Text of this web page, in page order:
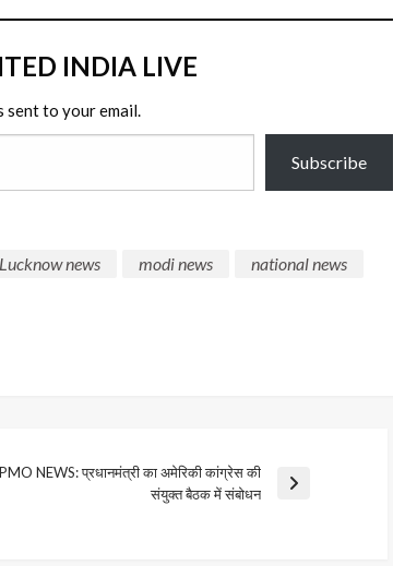
INDIA LIVE
sent to your email.
Subscribe
Lucknow news modi news
national news
PMO NEWS: प्रधानमंत्री का अमेरिकी कांग्रेस की
संयुक्त बैठक में संबोधन